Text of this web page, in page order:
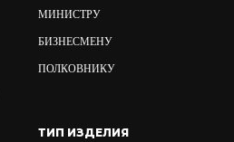
МИНИСТРУ
БИЗНЕСМЕНУ
ПОЛКОВНИКУ
ТИП ИЗДЕЛИЯ